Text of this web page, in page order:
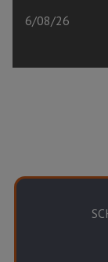
6/08/26